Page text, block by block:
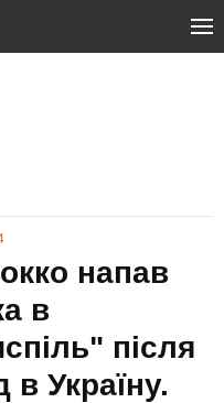
напав
в
після
в Україну.